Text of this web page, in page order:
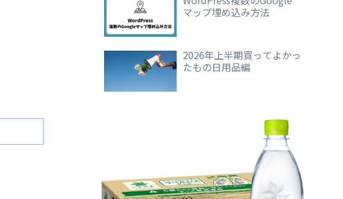
マップ埋め込み方法
2026年上半期買ってよかっ
たもの日用品編